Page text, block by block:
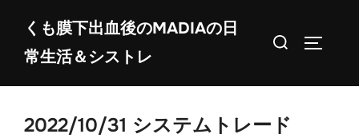
くも膜下出血後のMADIAの日
常生活＆シストレ
検
2022/10/31 システムトレード